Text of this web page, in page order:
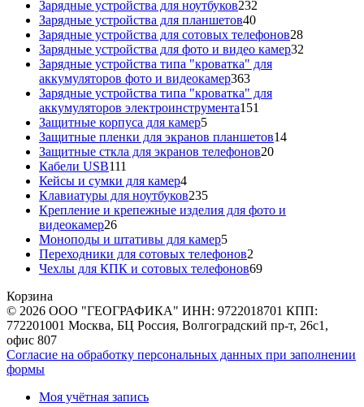
товаров
Зарядные устройства для ноутбуков232
Зарядные устройства для планшетов4040
товаров
Зарядные устройства для сотовых телефонов2828
товаров
Зарядные устройства для фото и видео камер32
Зарядные устройства типа "кроватка" для
аккумуляторов фото и видеокамер363363
товара
Зарядные устройства типа "кроватка" для
аккумуляторов электроинструмента151
Защитные корпуса для камер55
товаров
Защитные пленки для экранов планшетов1414
Защитные сткла для экранов телефонов2020
Кабели USB111
товаров
Кейсы и сумки для камер44
товара
Клавиатуры для ноутбуков235235
товаров
Крепление и крепежные изделия для фото и
видеокамер2626
товаров
Моноподы и штативы для камер55
товаров
Переходники для сотовых телефонов2
товара
Чехлы для КПК и сотовых телефонов6969
Корзина
© 2026 ООО "ГЕОГРАФИКА" ИНН: 9722018701 КПП:
772201001 Москва, БЦ Россия, Волгоградский пр-т, 26с1,
офис 807
Согласие на обработку персональных данных при заполнении
формы
Моя учётная запись